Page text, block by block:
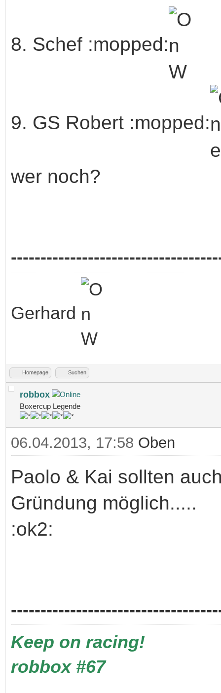
8. Schef :mopped:
9. GS Robert :mopped:
wer noch?
Gerhard
Homepage Suchen
robbox
Boxercup Legende
06.04.2013, 17:58 Oben
Paolo & Kai sollten
Gründung möglich.....
:ok2:
Keep on racing!
robbox #67